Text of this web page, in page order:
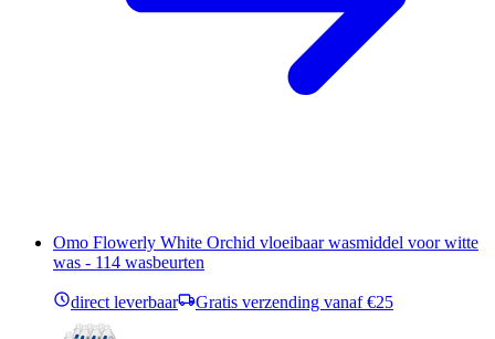
Omo Flowerly White Orchid vloeibaar wasmiddel voor witte
was - 114 wasbeurten
direct leverbaar Gratis verzending vanaf €25